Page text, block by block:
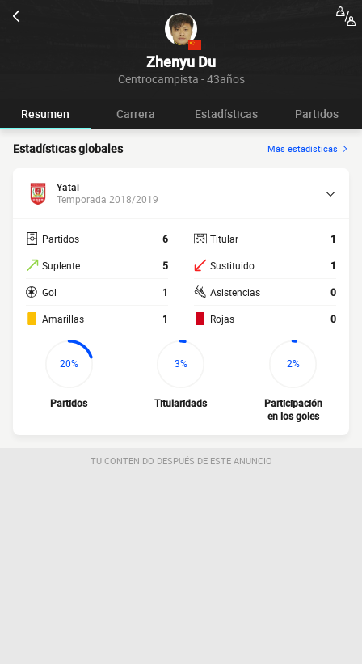
Zhenyu Du
Centrocampista - 43años
Resumen Carrera Estadísticas Partidos
Estadísticas globales Más estadísticas
Yatai
Temporada 2018/2019
Partidos 6
Suplente 5
Gol 1
Amarillas 1
Titular 1
Sustituido 1
Asistencias 0
Rojas 0
20%
Partidos
3%
Titularidads
2%
Participación
en los goles
TU CONTENIDO DESPUÉS DE ESTE ANUNCIO